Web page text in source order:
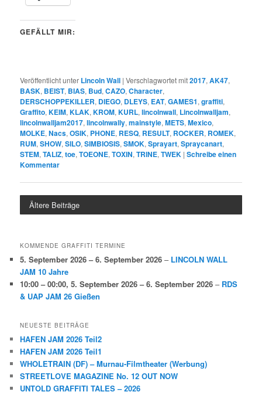
GEFÄLLT MIR:
Veröffentlicht unter Lincoln Wall |Verschlagwortet mit2017,AK47,
BASK, BEIST, BIAS, Bud,CAZO,Character,
DERSCHOPPEKILLER, DIEGO, DLEYS, EAT,GAMES1,graffiti,
Graffito,KEIM,KLAK,KROM,KURL,lincolnwall, Lincolnwalljam,
lincolnwalljam2017,lincolnwally,mainstyle,METS,Mexico,
MOLKE,Nacs,OSIK, PHONE, RESQ, RESULT, ROCKER, ROMEK,
RUM,SHOW,SILO,SIMBIOSIS,SMOK,Sprayart,Spraycanart,
STEM,TALIZ,toe,TOEONE,TOXIN,TRINE,TWEK |Schreibe einen
Kommentar
Ältere Beiträge
KOMMENDE GRAFFITI TERMINE
5. September 2026 – 6. September 2026 – LINCOLN WALL
JAM 10 Jahre
10:00 – 00:00,5. September 2026 – 6. September 2026 – RDS
& UAP JAM 26 Gießen
NEUESTE BEITRÄGE
HAFEN JAM 2026 Teil2
HAFEN JAM 2026 Teil1
WHOLETRAIN (DF) – Murnau-Filmtheater (Werbung)
STREETLOVE MAGAZINE No. 12 OUT NOW
UNTOLD GRAFFITI TALES – 2026